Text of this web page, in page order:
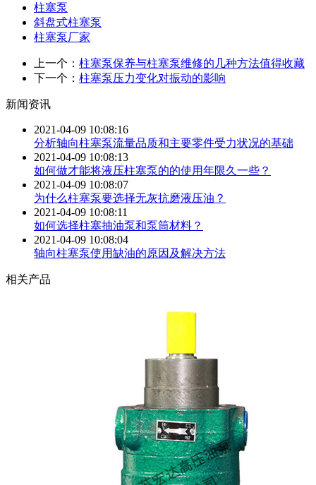
柱塞泵
斜盘式柱塞泵
柱塞泵厂家
上一个： 柱塞泵保养与柱塞泵维修的几种方法值得收藏
下一个： 柱塞泵压力变化对振动的影响
新闻资讯
2021-04-09 10:08:16
分析轴向柱塞泵流量品质和主要零件受力状况的基础
2021-04-09 10:08:13
如何做才能将液压柱塞泵的的使用年限久一些？
2021-04-09 10:08:07
为什么柱塞泵要选择无灰抗磨液压油？
2021-04-09 10:08:11
如何选择柱塞抽油泵和泵筒材料？
2021-04-09 10:08:04
轴向柱塞泵使用缺油的原因及解决方法
相关产品